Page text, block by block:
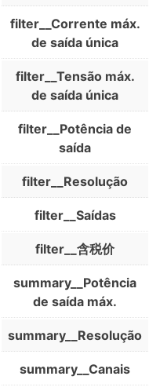
filter__Corrente máx.
de saída única
filter__Tensão máx.
de saída única
filter__Potência de
saída
filter__Resolução
filter__Saídas
filter__含税价
summary__Potência
de saída máx.
summary__Resolução
summary__Canais